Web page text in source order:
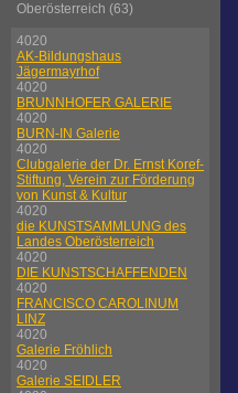
Oberösterreich (63)
4020
AK-Bildungshaus
Jägermayrhof
4020
BRUNNHOFER GALERIE
4020
BURN-IN Galerie
4020
Clubgalerie der Dr. Ernst Koref-
Stiftung, Verein zur Förderung
von Kunst & Kultur
4020
die KUNSTSAMMLUNG des
Landes Oberösterreich
4020
DIE KUNSTSCHAFFENDEN
4020
FRANCISCO CAROLINUM
LINZ
4020
Galerie Fröhlich
4020
Galerie SEIDLER